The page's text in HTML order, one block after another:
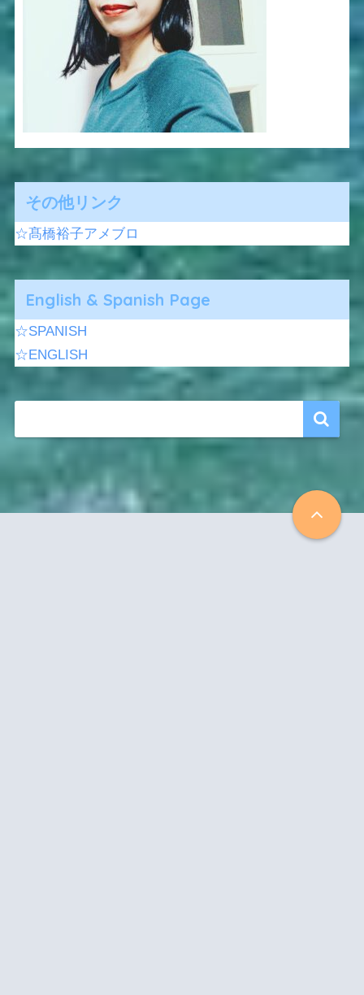
その他リンク
☆髙橋裕子アメブロ
English & Spanish Page
☆SPANISH
☆ENGLISH